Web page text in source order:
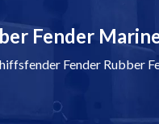
Fender
Fender Rubber